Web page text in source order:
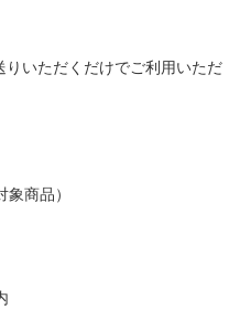
いただくだけでご利用いただ
象商品）